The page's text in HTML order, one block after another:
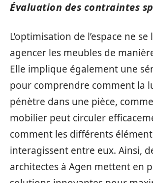
Évaluation des contraintes
L’optimisation de l’espace ne
agencer les meubles de
Elle implique également une
pour comprendre comment la
pénètre dans une pièce,
mobilier peut circuler
comment les différents
interagissent entre eux. Ainsi,
architectes à Agen mettent en